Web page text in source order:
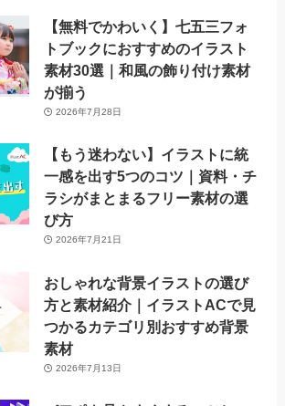
【無料でかわいく】七五三フォ
トブックにおすすめのイラスト
素材30選｜和風の飾り付け素材
が揃う
2026年7月28日
【もう迷わない】イラストに統
一感を出す5つのコツ｜資料・チ
ラシがまとまるフリー素材の選
び方
2026年7月21日
おしゃれな背景イラストの選び
方と素材紹介｜イラストACで見
つかるカテゴリ別おすすめ背景
素材
2026年7月13日